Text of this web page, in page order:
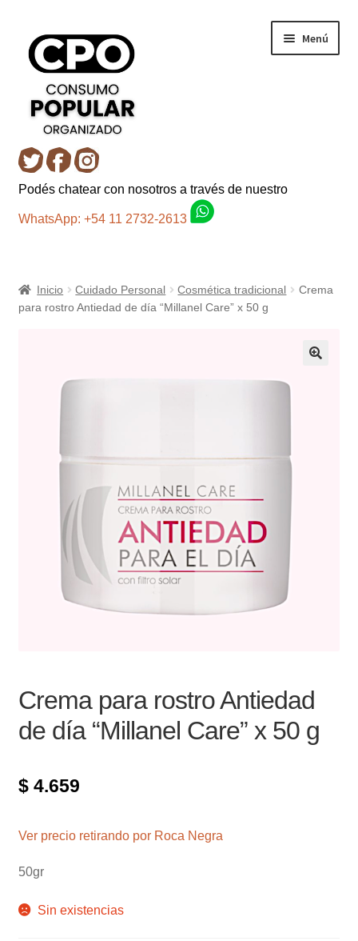
navegación
contenido
Menú
Inicio
Carro
Fondo AC
Noticias
Receso de verano
Retirando en Roca Negra
Sobre el Portal
Sugerencias y consultas
Podés chatear con nosotros a través de nuestro
WhatsApp: +54 11 2732-2613
Inicio Cuidado Personal Cosmética tradicional
Crema
para rostro Antiedad de día “Millanel Care” x 50 g
Crema para rostro Antiedad
de día “Millanel Care” x 50 g
$4.659
Ver precio retirando por Roca Negra
50gr
Sin existencias